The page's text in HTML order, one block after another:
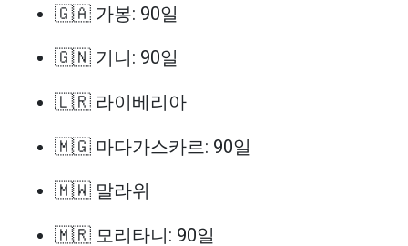
🇬🇦 가봉: 90일
🇬🇳 기니: 90일
🇱🇷 라이베리아
🇲🇬 마다가스카르: 90일
🇲🇼 말라위
🇲🇷 모리타니: 90일